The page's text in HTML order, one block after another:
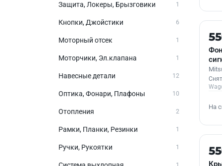
Защита, Локеры, Брызговики 1
Кнопки, Джойстики 6
Моторный отсек 1
Моторчики, Эл.клапана 1
Навесные детали 12
Оптика, Фонари, Плафоны 10
Отопления 2
Рамки, Планки, Резинки 1
Ручки, Рукоятки 1
Б/У
На
Б/У